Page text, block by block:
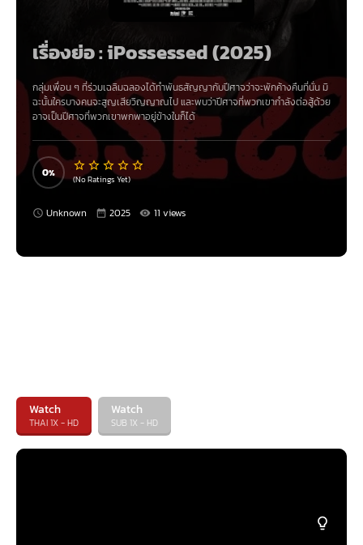
เรื่องย่อ : iPossessed (2025)
กลุ่มเพื่อน ๆ ที่ร่วมเฉลิมฉลองได้ทำพันธสัญญากับปีศาจว่าจะพักค้างคืนที่นั่น มิ
ฉะนั้นใครบางคนจะสูญเสียวิญญาณไป และพบว่าปีศาจที่พวกเขากำลังต่อสู้ด้วย
อาจเป็นปีศาจที่พวกเขาพกพาอยู่ข้างในก็ได้
0 (No Ratings Yet)
Unknown 2025 11 views
Watch
THAI 1X - HD
Watch
SUB 1X - HD